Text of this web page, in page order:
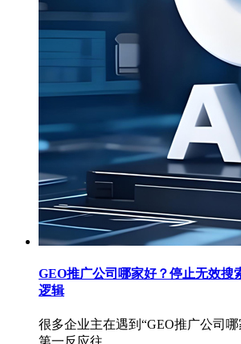
GEO推广公司哪家好？停止无效搜
逻辑
很多企业主在遇到“GEO推广公司哪